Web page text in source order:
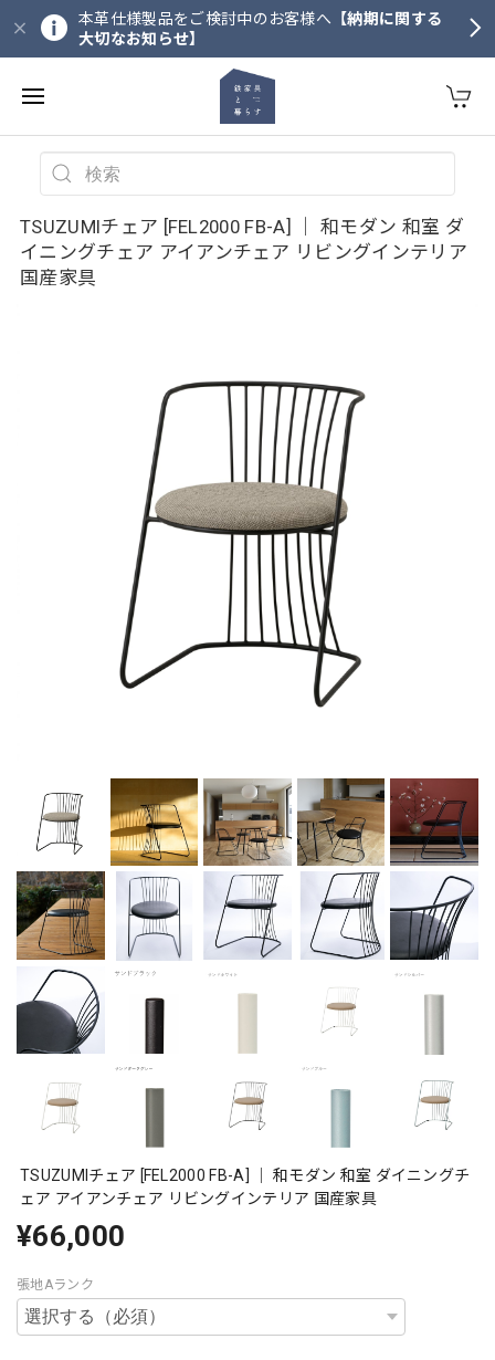
本革仕様製品をご検討中のお客様へ 【納期に関する
大切なお知らせ】
TSUZUMIチェア [FEL2000 FB-A] ｜ 和モダン 和室 ダ
イニングチェア アイアンチェア リビングインテリア
国産家具
TSUZUMIチェア [FEL2000 FB-A] ｜ 和モダン 和室 ダイニングチ
ェア アイアンチェア リビングインテリア 国産家具
¥66,000
張地Aランク